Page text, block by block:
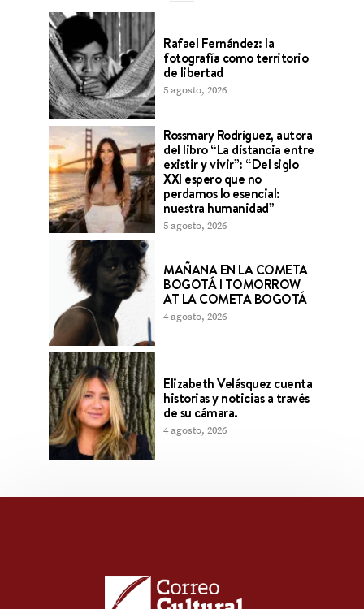
Rafael Fernández: la
fotografía como territorio
de libertad
5 agosto, 2026
Rossmary Rodríguez, autora
del libro “La distancia entre
existir y vivir”: “Del siglo
XXI espero que no
perdamos lo esencial:
nuestra humanidad”
5 agosto, 2026
MAÑANA EN LA COMETA
BOGOTÁ l TOMORROW
AT LA COMETA BOGOTÁ
4 agosto, 2026
Elizabeth Velásquez cuenta
historias y noticias a través
de su cámara.
4 agosto, 2026